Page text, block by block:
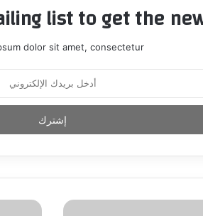
list to get the
dolor sit amet, consectetur.